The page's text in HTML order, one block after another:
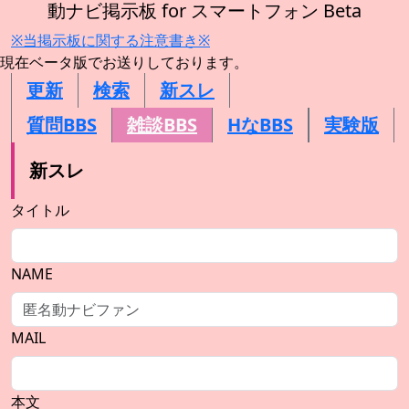
動ナビ掲示板 for スマートフォン Beta
※当掲示板に関する注意書き※
現在ベータ版でお送りしております。
更新 検索
新スレ
質問BBS
雑談BBS HなBBS
実験版
新スレ
タイトル
NAME
MAIL
本文